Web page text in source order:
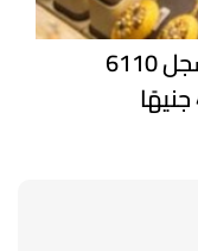
أسعار الذهب اليوم.. عيار 21 يسجل 6110